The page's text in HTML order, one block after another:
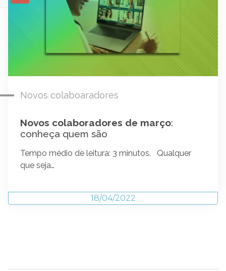
Novos colaboaradores
Novos colaboradores de março:
conheça quem são
Tempo médio de leitura: 3 minutos. Qualquer
que seja…
18/04/2022